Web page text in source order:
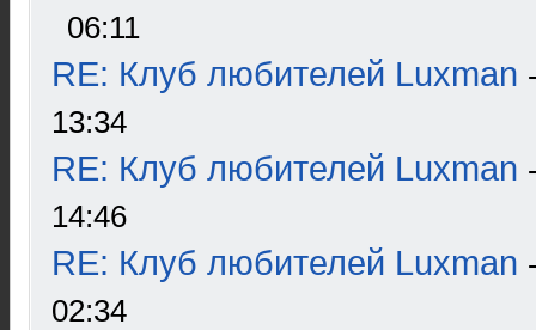
06:11
RE: Клуб любителей Luxman
13:34
RE: Клуб любителей Luxman
14:46
RE: Клуб любителей Luxman
02:34